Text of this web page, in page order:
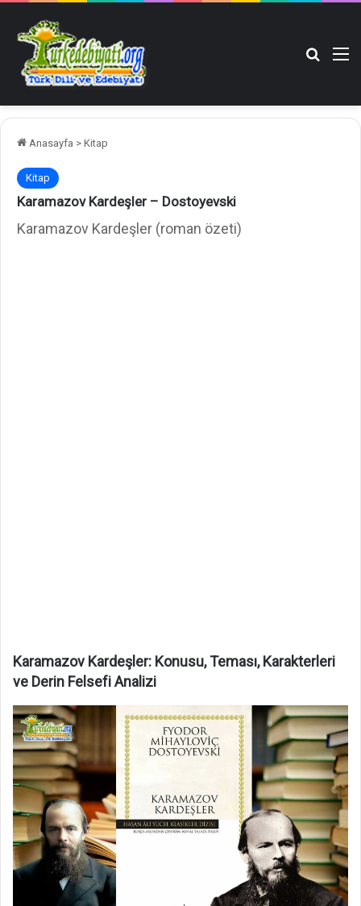
Anasayfa > Kitap
Kitap
Karamazov Kardeşler – Dostoyevski
Karamazov Kardeşler (roman özeti)
Karamazov Kardeşler: Konusu, Teması, Karakterleri
ve Derin Felsefi Analizi